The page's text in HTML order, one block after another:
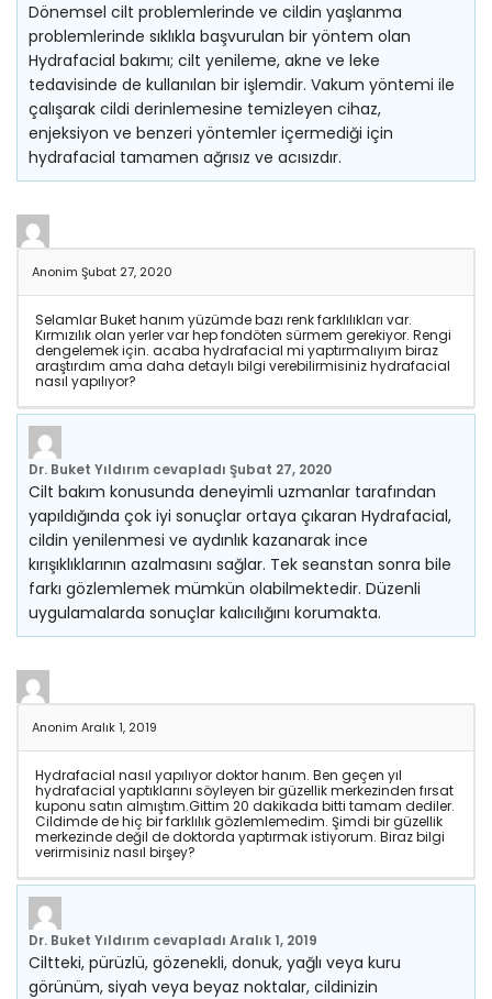
Dönemsel cilt problemlerinde ve cildin yaşlanma
problemlerinde sıklıkla başvurulan bir yöntem olan
Hydrafacial bakımı; cilt yenileme, akne ve leke
tedavisinde de kullanılan bir işlemdir. Vakum yöntemi ile
çalışarak cildi derinlemesine temizleyen cihaz,
enjeksiyon ve benzeri yöntemler içermediği için
hydrafacial tamamen ağrısız ve acısızdır.
Anonim Şubat 27, 2020
Selamlar Buket hanım yüzümde bazı renk farklılıkları var.
Kırmızılık olan yerler var hep fondöten sürmem gerekiyor. Rengi
dengelemek için. acaba hydrafacial mi yaptırmalıyım biraz
araştırdım ama daha detaylı bilgi verebilirmisiniz hydrafacial
nasıl yapılıyor?
Dr. Buket Yıldırım cevapladı Şubat 27, 2020
Cilt bakım konusunda deneyimli uzmanlar tarafından
yapıldığında çok iyi sonuçlar ortaya çıkaran Hydrafacial,
cildin yenilenmesi ve aydınlık kazanarak ince
kırışıklıklarının azalmasını sağlar. Tek seanstan sonra bile
farkı gözlemlemek mümkün olabilmektedir. Düzenli
uygulamalarda sonuçlar kalıcılığını korumakta.
Anonim Aralık 1, 2019
Hydrafacial nasıl yapılıyor doktor hanım. Ben geçen yıl
hydrafacial yaptıklarını söyleyen bir güzellik merkezinden fırsat
kuponu satın almıştım.Gittim 20 dakikada bitti tamam dediler.
Cildimde de hiç bir farklılık gözlemlemedim. Şimdi bir güzellik
merkezinde değil de doktorda yaptırmak istiyorum. Biraz bilgi
verirmisiniz nasıl birşey?
Dr. Buket Yıldırım cevapladı Aralık 1, 2019
Ciltteki, pürüzlü, gözenekli, donuk, yağlı veya kuru
görünüm, siyah veya beyaz noktalar, cildinizin